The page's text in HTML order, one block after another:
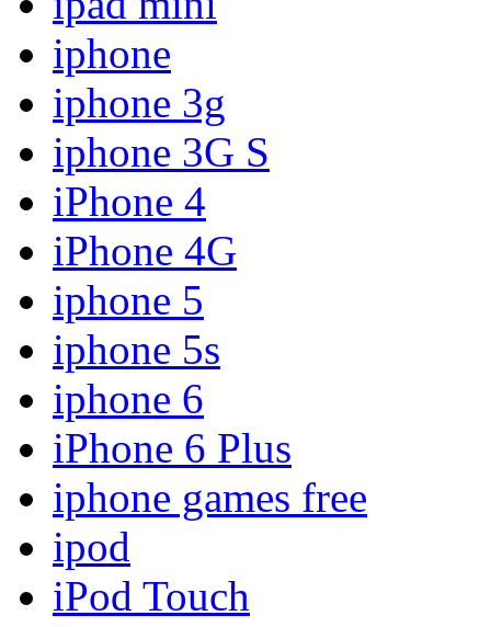
iphone
iphone 3g
iphone 3G S
iPhone 4
iPhone 4G
iphone 5
iphone 5s
iphone 6
iPhone 6 Plus
iphone games free
ipod
iPod Touch